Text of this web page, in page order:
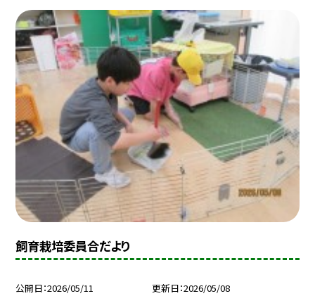
飼育栽培委員合だより
公開日 2026/05/11 更新日 2026/05/08